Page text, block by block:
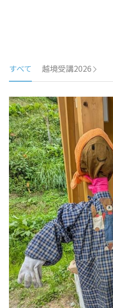
すべて 越境受講2026
【越境】05市民による
【越境】06 韓国：「文
学ぶ
【越境】07アイヌ語の
志保の仕事をとらえなお
【越境】08ラテンアメ
を学ぶ
自然栽培2026
PARC田んぼお米販売
01テック・ジャスティ
02「自由と平等」の国
03人権を保障するのは